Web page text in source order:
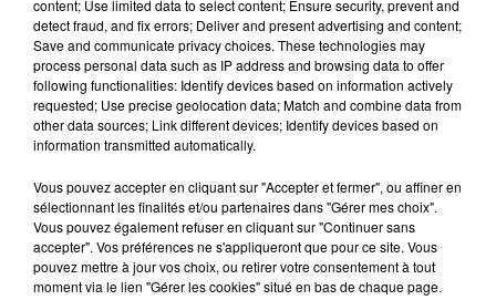
7 mai 2025 - 3 min 41 sec
L'INFO DU LOT À CAHORS DU 07/05/25
À 19H00
L'info du Lot à Cahors
AVEYRON NORD
content; Use limited data to select content; Ensure security, prevent and
detect fraud, and fix errors; Deliver and present advertising and content;
Save and communicate privacy choices. These technologies may
process personal data such as IP address and browsing data to offer
following functionalities: Identify devices based on information actively
requested; Use precise geolocation data; Match and combine data from
other data sources; Link different devices; Identify devices based on
information transmitted automatically.
Vous pouvez accepter en cliquant sur "Accepter et fermer", ou affiner en
sélectionnant les finalités et/ou partenaires dans "Gérer mes choix".
Vous pouvez également refuser en cliquant sur "Continuer sans
accepter". Vos préférences ne s'appliqueront que pour ce site. Vous
pouvez mettre à jour vos choix, ou retirer votre consentement à tout
moment via le lien "Gérer les cookies" situé en bas de chaque page.